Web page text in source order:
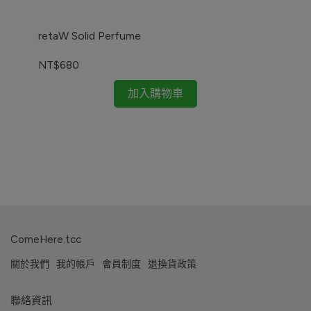
retaW Solid Perfume
NT$680
加入購物車
ComeHere.tcc
關於我們 我的帳戶 會員制度 退換貨政策
聯絡資訊